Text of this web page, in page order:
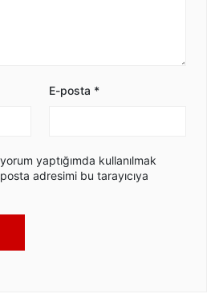
E-posta *
yaptığımda kullanılmak
adresimi bu tarayıcıya